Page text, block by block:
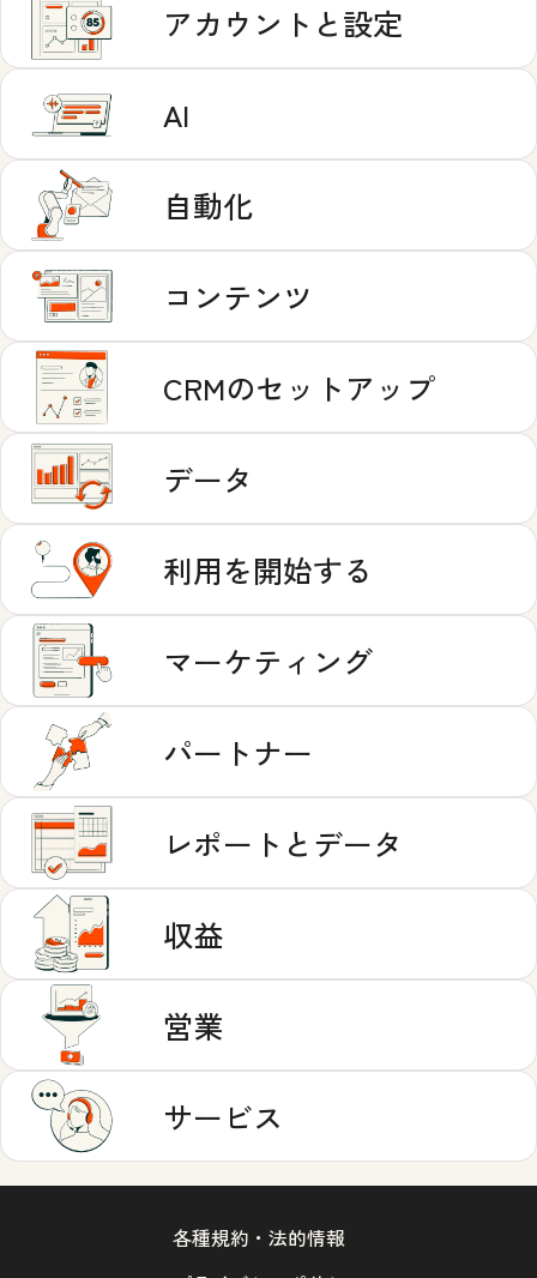
アカウントと設定
AI
自動化
コンテンツ
CRMのセットアップ
データ
利用を開始する
マーケティング
パートナー
レポートとデータ
収益
営業
サービス
各種規約・法的情報